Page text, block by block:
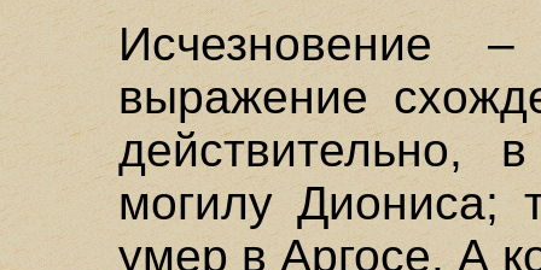
Исчезновение
выражение
действительно,
могилу Диониса;
умер в Аргосе. А